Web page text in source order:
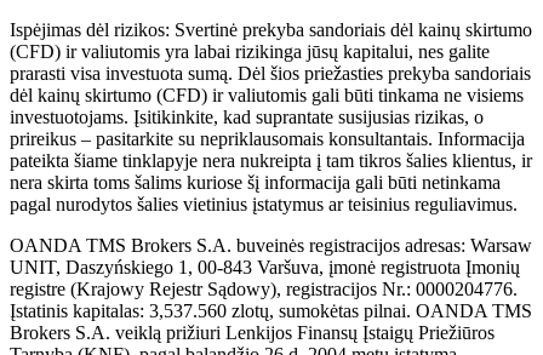
Ispėjimas dėl rizikos: Svertinė prekyba sandoriais dėl kainų skirtumo
(CFD) ir valiutomis yra labai rizikinga jūsų kapitalui, nes galite
prarasti visa investuota sumą. Dėl šios priežasties prekyba sandoriais
dėl kainų skirtumo (CFD) ir valiutomis gali būti tinkama ne visiems
investuotojams. Įsitikinkite, kad suprantate susijusias rizikas, o
prireikus – pasitarkite su nepriklausomais konsultantais. Informacija
pateikta šiame tinklapyje nera nukreipta į tam tikros šalies klientus, ir
nera skirta toms šalims kuriose šį informacija gali būti netinkama
pagal nurodytos šalies vietinius įstatymus ar teisinius reguliavimus.
OANDA TMS Brokers S.A. buveinės registracijos adresas: Warsaw
UNIT, Daszyńskiego 1, 00-843 Varšuva, įmonė registruota Įmonių
registre (Krajowy Rejestr Sądowy), registracijos Nr.: 0000204776.
Įstatinis kapitalas: 3,537.560 zlotų, sumokėtas pilnai. OANDA TMS
Brokers S.A. veiklą prižiuri Lenkijos Finansų Įstaigų Priežiūros